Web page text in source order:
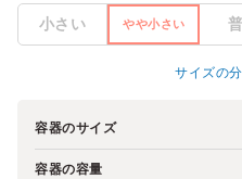
小さい やや小さい
サイズの
容器のサイズ
容器の容量